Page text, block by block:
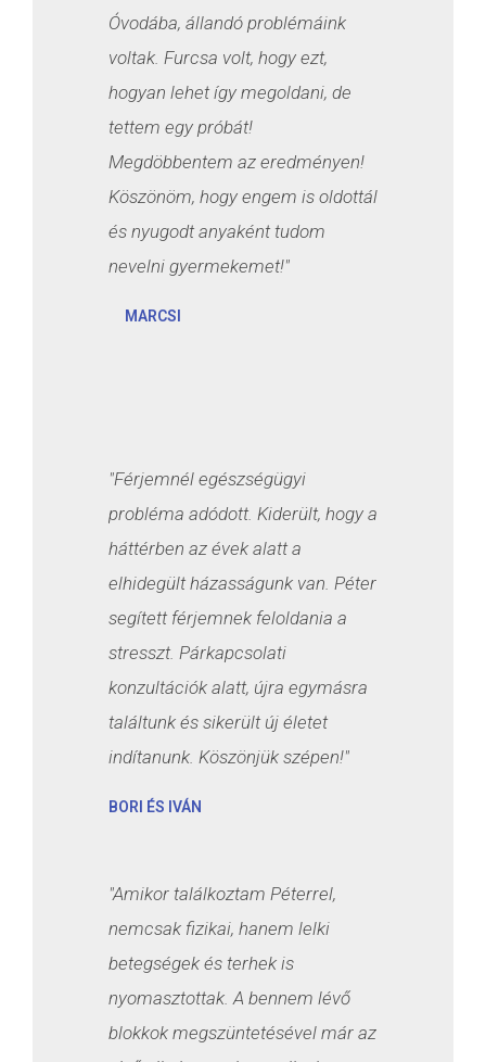
Óvodába, állandó problémáink
voltak. Furcsa volt, hogy ezt,
hogyan lehet így megoldani, de
tettem egy próbát!
Megdöbbentem az eredményen!
Köszönöm, hogy engem is oldottál
és nyugodt anyaként tudom
nevelni gyermekemet!"
MARCSI
"Férjemnél egészségügyi
probléma adódott. Kiderült, hogy a
háttérben az évek alatt a
elhidegült házasságunk van. Péter
segített férjemnek feloldania a
stresszt. Párkapcsolati
konzultációk alatt, újra egymásra
találtunk és sikerült új életet
indítanunk. Köszönjük szépen!"
BORI ÉS IVÁN
"Amikor találkoztam Péterrel,
nemcsak fizikai, hanem lelki
betegségek és terhek is
nyomasztottak. A bennem lévő
blokkok megszüntetésével már az